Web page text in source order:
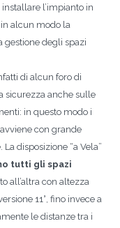
l’impianto in
alcun modo la
gestione degli spazi
di alcun foro di
sicurezza anche sulle
in questo modo i
con grande
disposizione “a Vela”
tutti gli spazi
all’altra con altezza
11°, fino invece a
le distanze tra i